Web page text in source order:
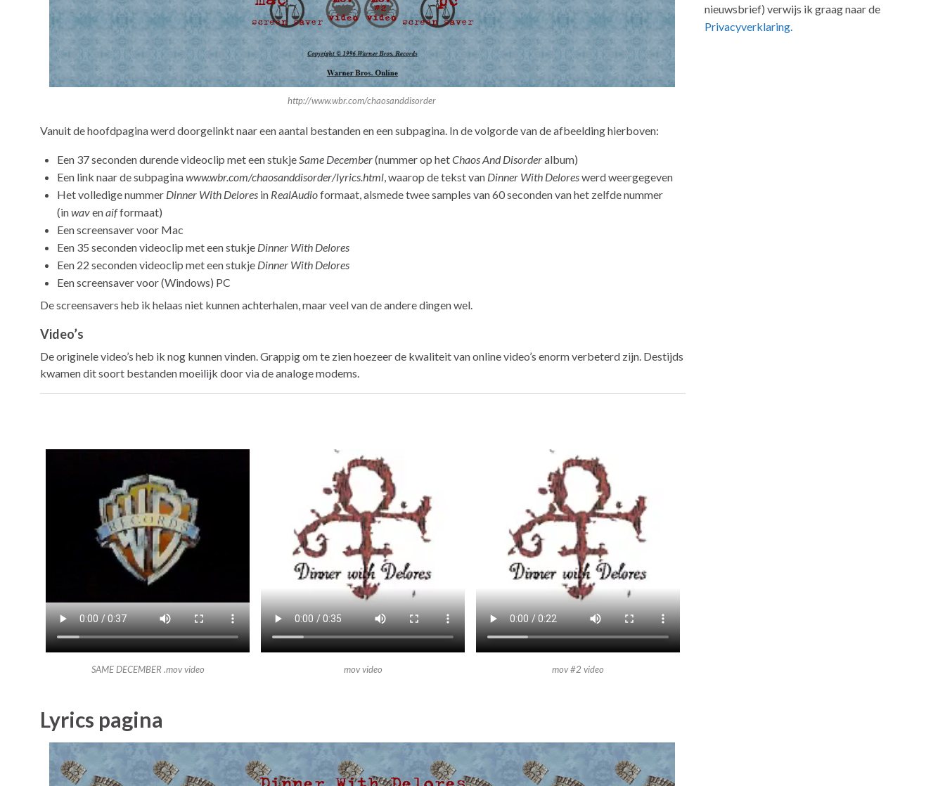
http://www.wbr.com/chaosanddisorder
Vanuit de hoofdpagina werd doorgelinkt naar een aantal bestanden en een subpagina. In de volgorde van de afbeelding hierboven:
Een 37 seconden durende videoclip met een stukjeSame December(nummer op hetChaos And Disorderalbum)
Een link naar de subpaginawww.wbr.com/chaosanddisorder/lyrics.html, waarop de tekst van Dinner With Deloreswerd weergegeven
Het volledige nummer Dinner With Delores in RealAudioformaat, alsmede twee samples van 60 seconden van het zelfde nummer
(inwavenaifformaat)
Een screensaver voor Mac
Een 35 seconden videoclip met een stukje Dinner With Delores
Een 22 seconden videoclip met een stukje Dinner With Delores
Een screensaver voor (Windows) PC
De screensavers heb ik helaas niet kunnen achterhalen, maar veel van de andere dingen wel.
Video’s
De originele video’s heb ik nog kunnen vinden. Grappig om te zien hoezeer de kwaliteit van online video’s enorm verbeterd zijn. Destijds
kwamen dit soort bestanden moeilijk door via de analoge modems.
SAME DECEMBER .mov video mov video mov #2 video
Lyrics pagina
nieuwsbrief) verwijs ik graag naar de
Privacyverklaring.